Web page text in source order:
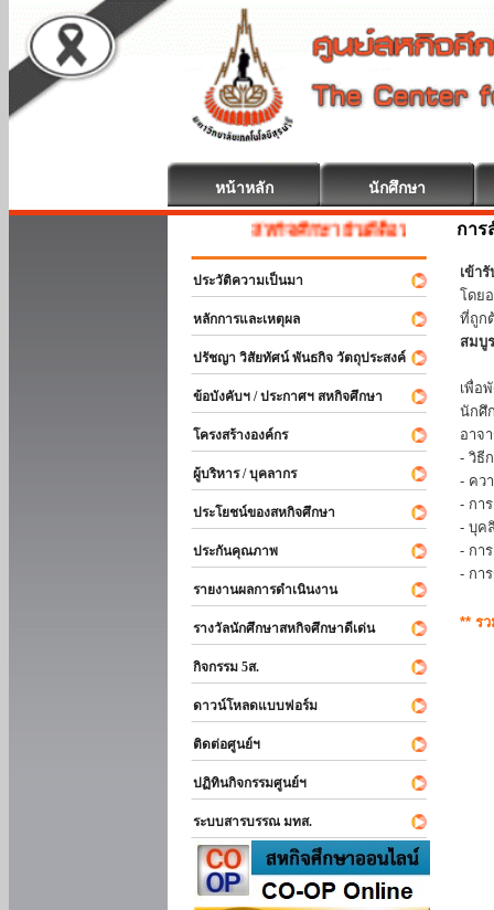
หน้าหลัก นักศึกษา
สหกิจศึกษา ยินดีต้อนรับ
ประวัติความเป็นมา
หลักการและเหตุผล
ปรัชญา วิสัยทัศน์ พันธกิจ วัตถุประสงค์
ข้อบังคับฯ / ประกาศฯ สหกิจศึกษา
โครงสร้างองค์กร
ผู้บริหาร / บุคลากร
ประโยชน์ของสหกิจศึกษา
ประกันคุณภาพ
รายงานผลการดำเนินงาน
รางวัลนักศึกษาสหกิจศึกษาดีเด่น
กิจกรรม 5ส.
ดาวน์โหลดแบบฟอร์ม
ติดต่อศูนย์ฯ
ปฏิทินกิจกรรมศูนย์ฯ
ระบบสารบรรณ มทส.
การ
เข้า
โดย
ที่ถูก
สมบู
เพื่อ
นักศึ
อาจ
- วิธี
- คว
- กา
- บุค
- กา
- กา
** ร